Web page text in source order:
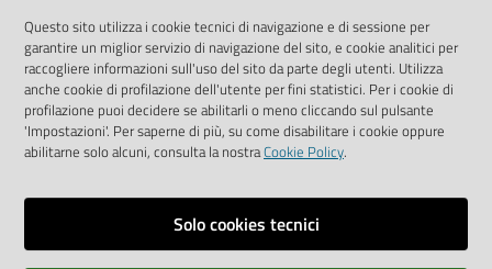
Ricevi tutti gli aggiornamenti su eventi, nuove opportunità e
adempimenti normativi
Questo sito utilizza i cookie tecnici di navigazione e di sessione per
garantire un miglior servizio di navigazione del sito, e cookie analitici per
raccogliere informazioni sull'uso del sito da parte degli utenti. Utilizza
anche cookie di profilazione dell'utente per fini statistici. Per i cookie di
profilazione puoi decidere se abilitarli o meno cliccando sul pulsante
'Impostazioni'. Per saperne di più, su come disabilitare i cookie oppure
abilitarne solo alcuni, consulta la nostraCookie Policy.
Solo cookies tecnici